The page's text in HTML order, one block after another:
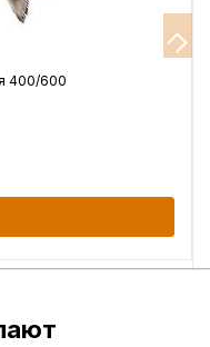
400/600